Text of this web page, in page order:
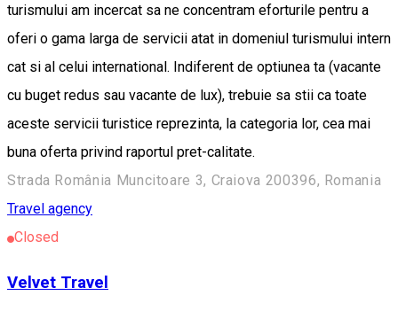
turismului am incercat sa ne concentram eforturile pentru a
oferi o gama larga de servicii atat in domeniul turismului intern
cat si al celui international. Indiferent de optiunea ta (vacante
cu buget redus sau vacante de lux), trebuie sa stii ca toate
aceste servicii turistice reprezinta, la categori­a lor, cea mai
buna oferta privind raportul pret-calitate.
Strada România Muncitoare 3, Craiova 200396, Romania
Travel agency
Closed
Velvet Travel